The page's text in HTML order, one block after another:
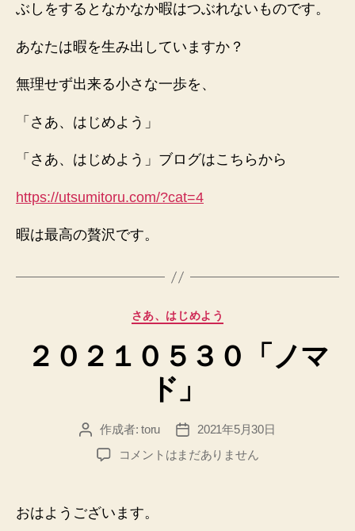
ぶしをするとなかなか暇はつぶれないものです。
あなたは暇を生み出していますか？
無理せず出来る小さな一歩を、
「さあ、はじめよう」
「さあ、はじめよう」ブログはこちらから
https://utsumitoru.com/?cat=4
暇は最高の贅沢です。
カ
ゴ
リ
ー
さあ、はじめよう
２０２１０５３０「ノマ
ド」
投
稿
作成者:toru
投
稿
日
2021年5月30日
２
１
０
コメントはまだありません
おはようございます。